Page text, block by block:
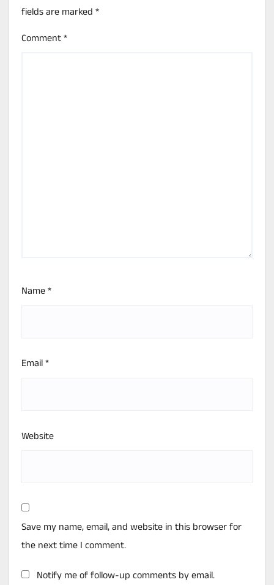
fields are marked*
Comment*
Name*
Email*
Website
Save my name, email, and website in this browser for
the next time I comment.
Notify me of follow-up comments by email.